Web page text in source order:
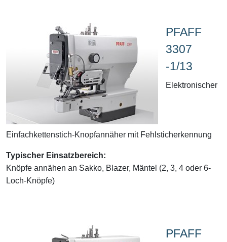
PFAFF
3307
-1/13
Elektronischer
Einfachkettenstich-Knopfannäher mit Fehlsticherkennung
Typischer Einsatzbereich:
Knöpfe annähen an Sakko, Blazer, Mäntel (2, 3, 4 oder 6-
Loch-Knöpfe)
PFAFF